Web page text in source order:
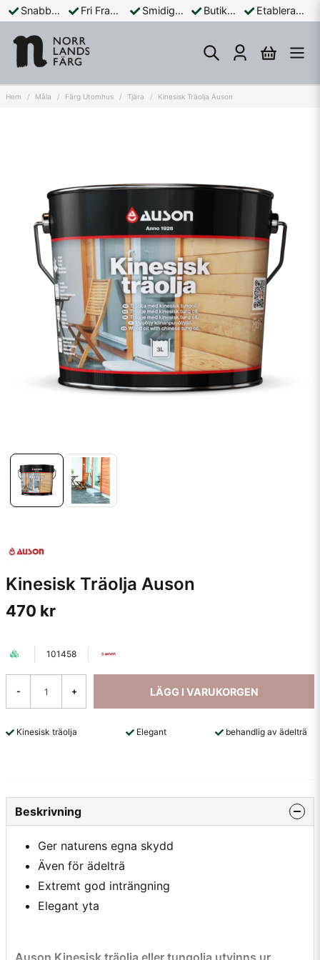
Snabba Leveranser Fri Frakt Över 899:- Smidiga Betalningar Butik och Online Etablerad Sedan 1965
Hem Måla Färg Utomhus Tjära Kinesisk Träolja Auson
Kinesisk Träolja Auson
470 kr
101458
- + LÄGG I VARUKORGEN
Kinesisk träolja Elegant behandlig av ädelträ
Beskrivning
Ger naturens egna skydd
Även för ädelträ
Extremt god inträngning
Elegant yta